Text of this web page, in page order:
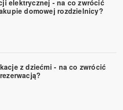
elektrycznej - na co zwrócić
domowej rozdzielnicy?
z dziećmi - na co zwrócić